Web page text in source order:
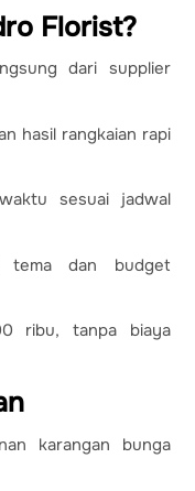
Florist?
dari supplier
hasil rangkaian rapi
sesuai jadwal
tema dan budget
ribu, tanpa biaya
karangan bunga